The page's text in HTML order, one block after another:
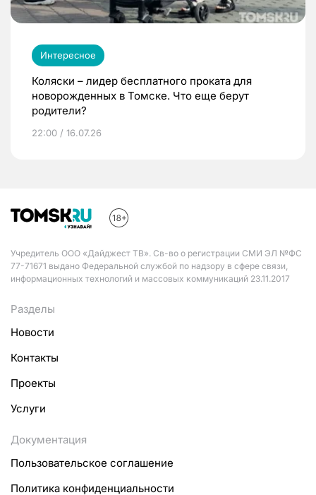
Интересное
Коляски – лидер бесплатного проката для
новорожденных в Томске. Что еще берут
родители?
22:00 / 16.07.26
Учредитель ООО «Дайджест ТВ». Св-во о регистрации СМИ ЭЛ №ФС
77-71671 выдано Федеральной службой по надзору в сфере связи,
информационных технологий и массовых коммуникаций 23.11.2017
Разделы
Новости
Контакты
Проекты
Услуги
Документация
Пользовательское соглашение
Политика конфиденциальности